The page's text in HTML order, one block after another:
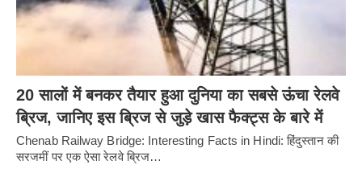
20 सालों में बनकर तैयार हुआ दुनिया का सबसे ऊंचा रेलवे
ब्रिज, जानिए इस ब्रिज से जुड़े खास फैक्ट्स के बारे में
Chenab Railway Bridge: Interesting Facts in Hindi: हिंदुस्तान की
सरजमीं पर एक ऐसा रेलवे ब्रिज…